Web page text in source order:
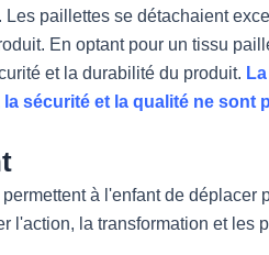
paillettes se détachaient
En optant pour un tissu
et la durabilité du produit.
sécurité et la qualité ne sont
à l'enfant de déplacer
l'action, la transformation et les